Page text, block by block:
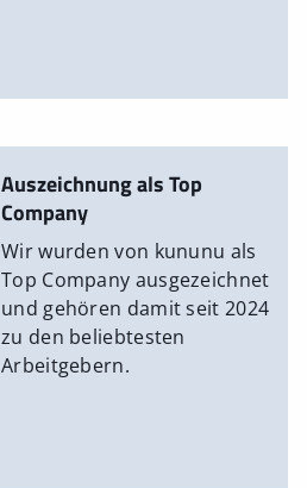
Auszeichnung als Top
Company
Wir wurden von kununu als
Top Company ausgezeichnet
und gehören damit seit 2024
zu den beliebtesten
Arbeitgebern.